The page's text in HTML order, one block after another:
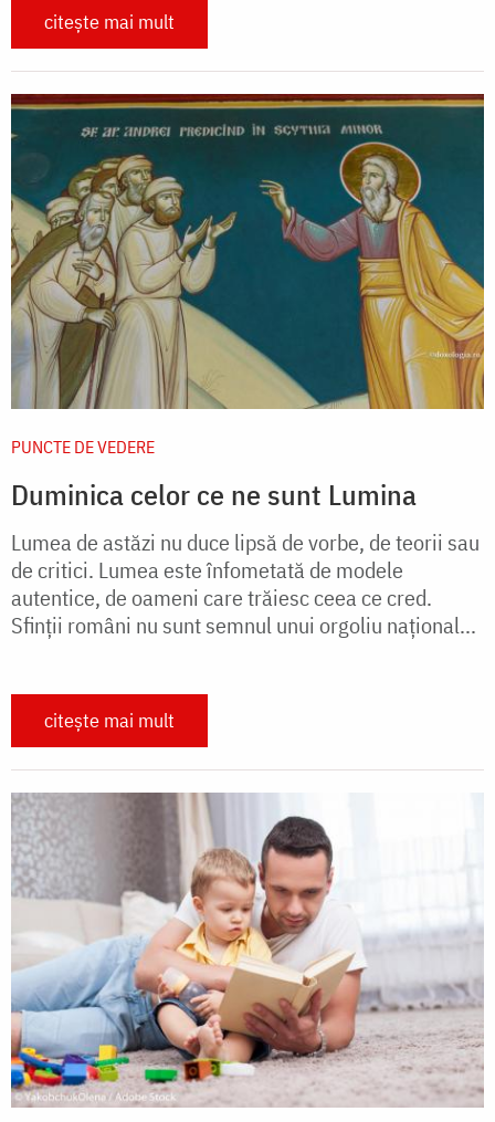
citește mai mult
PUNCTE DE VEDERE
Duminica celor ce ne sunt Lumina
Lumea de astăzi nu duce lipsă de vorbe, de teorii sau
de critici. Lumea este înfometată de modele
autentice, de oameni care trăiesc ceea ce cred.
Sfinții români nu sunt semnul unui orgoliu național...
citește mai mult